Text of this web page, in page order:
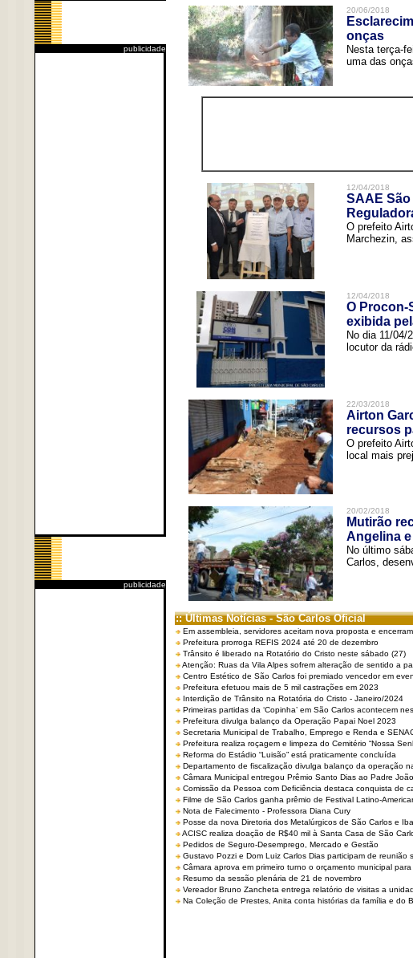
publicidade
publicidade
20/06/2018
onças
Nesta terça-
uma das
12/04/2018
SAAE
O prefeito
Marchezin,
12/04/2018
O Procon-
exibida
No dia 11/04/
locutor da
22/03/2018
Airton
recursos
O prefeito
local mais
20/02/2018
Mutirão
Angelina
No último
Carlos,
:: Últimas Notícias - São Carlos Oficial
Em assembleia, servidores aceitam nova proposta e
Prefeitura prorroga REFIS 2024 até 20 de dezembro
Trânsito é liberado na Rotatório do Cristo neste sábado (27)
Atenção: Ruas da Vila Alpes sofrem alteração de sentido a
Centro Estético de São Carlos foi premiado vencedor em
Prefeitura efetuou mais de 5 mil castrações em 2023
Interdição de Trânsito na Rotatória do Cristo - Janeiro/2024
Primeiras partidas da ‘Copinha’ em São Carlos acontecem
Prefeitura divulga balanço da Operação Papai Noel 2023
Secretaria Municipal de Trabalho, Emprego e Renda e
Prefeitura realiza roçagem e limpeza do Cemitério “Nossa
Reforma do Estádio “Luisão” está praticamente concluída
Departamento de fiscalização divulga balanço da operação
Câmara Municipal entregou Prêmio Santo Dias ao Padre
Comissão da Pessoa com Deficiência destaca conquista de
Filme de São Carlos ganha prêmio de Festival Latino-
Nota de Falecimento - Professora Diana Cury
Posse da nova Diretoria dos Metalúrgicos de São Carlos e
ACISC realiza doação de R$40 mil à Santa Casa de São
Pedidos de Seguro-Desemprego, Mercado e Gestão
Gustavo Pozzi e Dom Luiz Carlos Dias participam de
Câmara aprova em primeiro turno o orçamento municipal
Resumo da sessão plenária de 21 de novembro
Vereador Bruno Zancheta entrega relatório de visitas a
Na Coleção de Prestes, Anita conta histórias da família e do